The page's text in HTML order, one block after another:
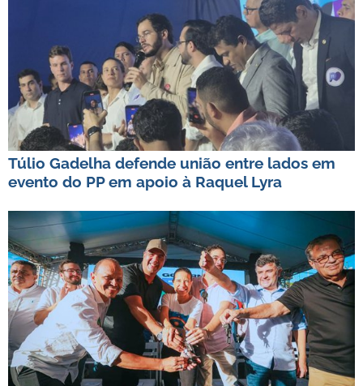
Túlio Gadelha defende união entre lados em
evento do PP em apoio à Raquel Lyra